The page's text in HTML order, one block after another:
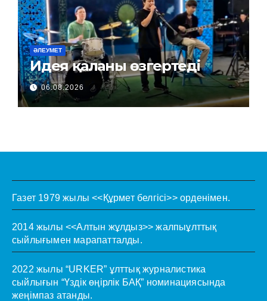
ӘЛЕУМЕТ
Идея қаланы өзгертеді
06.08.2026
Газет 1979 жылы <<Құрмет белгісі>> орденімен.
2014 жылы <<Алтын жұлдыз>> жалпыұлттық
сыйлығымен марапатталды.
2022 жылы “URKER” ұлттық журналистика
сыйлығын “Үздік өңірлік БАҚ” номинациясында
жеңімпаз атанды.